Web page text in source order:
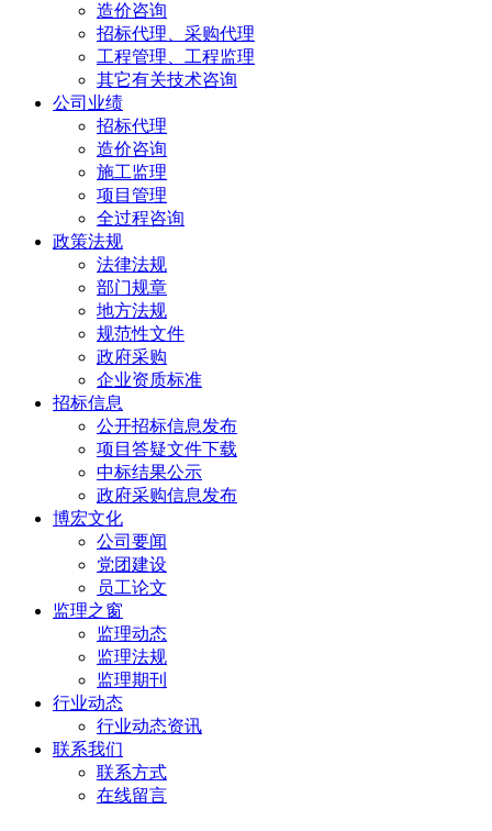
造价咨询
招标代理、采购代理
工程管理、工程监理
其它有关技术咨询
公司业绩
招标代理
造价咨询
施工监理
项目管理
全过程咨询
政策法规
法律法规
部门规章
地方法规
规范性文件
政府采购
企业资质标准
招标信息
公开招标信息发布
项目答疑文件下载
中标结果公示
政府采购信息发布
博宏文化
公司要闻
党团建设
员工论文
监理之窗
监理动态
监理法规
监理期刊
行业动态
行业动态资讯
联系我们
联系方式
在线留言